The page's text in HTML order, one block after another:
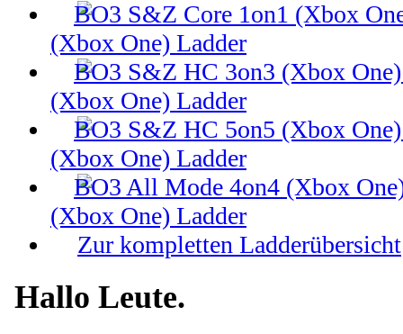
(Xbox One) Ladder
(Xbox One) Ladder
(Xbox One) Ladder
(Xbox One) Ladder
Zur kompletten Ladderübersicht
Hallo Leute.